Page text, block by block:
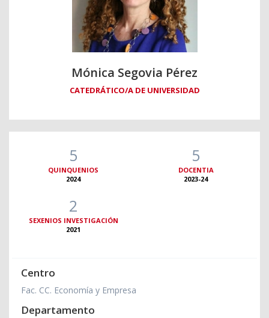
Mónica Segovia Pérez
CATEDRÁTICO/A DE UNIVERSIDAD
5
QUINQUENIOS
2024
5
DOCENTIA
2023-24
2
SEXENIOS INVESTIGACIÓN
2021
Centro
Fac. CC. Economía y Empresa
Departamento